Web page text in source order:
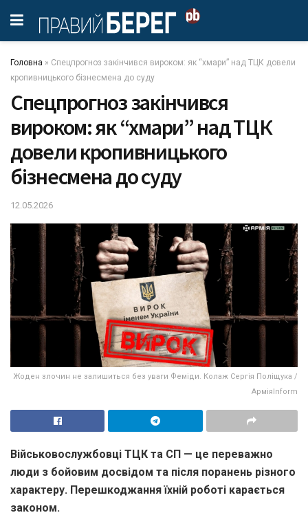
Головна » Спецпрогноз закінчився вироком: як “хмари” над ТЦК довели
кропивницького бізнесмена до суду
Спецпрогноз закінчився
вироком: як “хмари” над ТЦК
довели кропивницького
бізнесмена до суду
12.05.2026
Жоден злочин не залишиться без уваги Феміди. Колаж Сергія Поліщука /
АрміяInform
Військовослужбовці ТЦК та СП — це переважно
люди з бойовим досвідом та після поранень різного
характеру. Перешкоджання їхній роботі карається
законом.